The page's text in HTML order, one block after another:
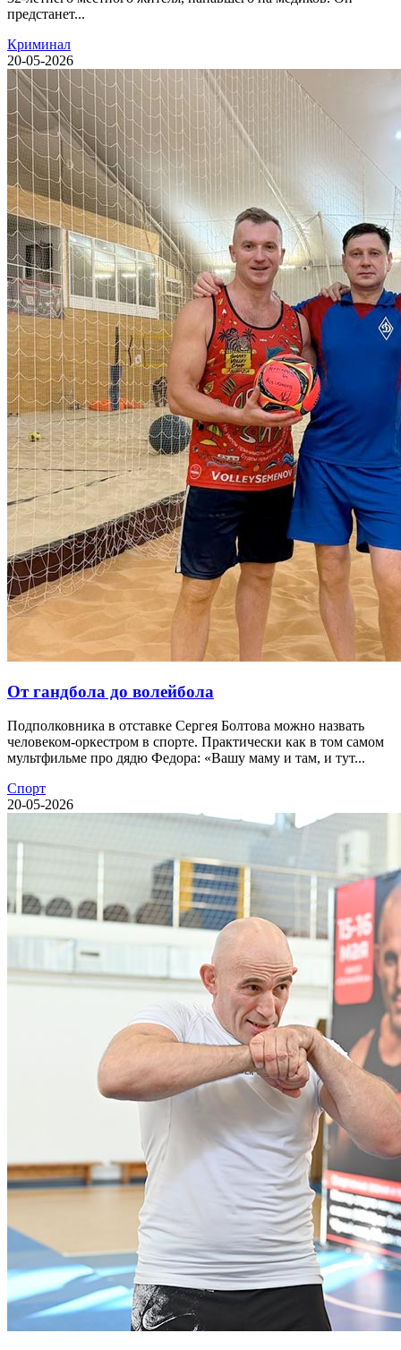
предстанет...
Криминал
20-05-2026
От гандбола до волейбола
Подполковника в отставке Сергея Болтова можно назвать
человеком-оркестром в спорте. Практически как в том самом
мультфильме про дядю Федора: «Вашу маму и там, и тут...
Спорт
20-05-2026